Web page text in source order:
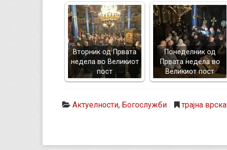
Вторник од Првата
недела во Великиот
пост
Понеделник од
Првата недела во
Великиот пост
Актуелности, Богослужби трајна врска